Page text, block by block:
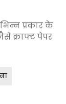
प्रकार के
क्राफ्ट पेपर